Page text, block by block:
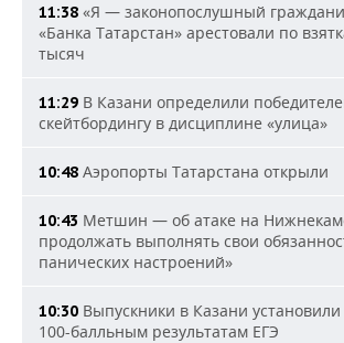
11:38 «Я — законопослушный
«Банка Татарстан» арестовали по
тысяч
11:29 В Казани определили
скейтбордингу в дисциплине «улица»
10:48 Аэропорты Татарстана открыли
10:43 Метшин — об атаке на
продолжать выполнять свои
панических настроений»
10:30 Выпускники в Казани
100-балльным результатам ЕГЭ